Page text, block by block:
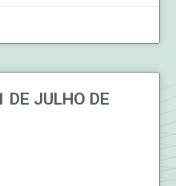
DE JULHO DE